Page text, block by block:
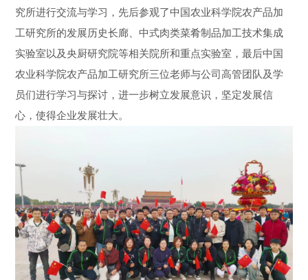
究所进行交流与学习，先后参观了中国农业科学院农产品加
工研究所的发展历史长廊、中式肉类菜肴制品加工技术集成
实验室以及央厨研究院等相关院所和重点实验室，最后中国
农业科学院农产品加工研究所三位老师与公司高管团队及学
员们进行学习与探讨，进一步树立发展意识，坚定发展信
心，使得企业发展壮大。